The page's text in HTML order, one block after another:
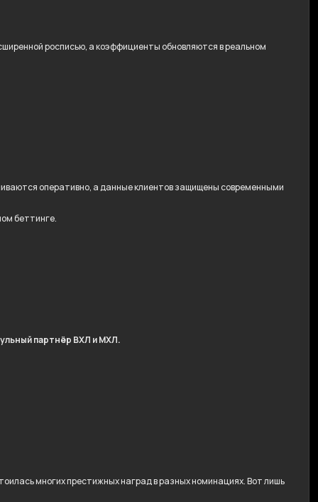
росписью, а коэффициенты обновляются в реальном
оперативно, а данные клиентов защищены современными
беттинге.
партнёр ВХЛ и МХЛ.
многих престижных наград в разных номинациях. Вот лишь